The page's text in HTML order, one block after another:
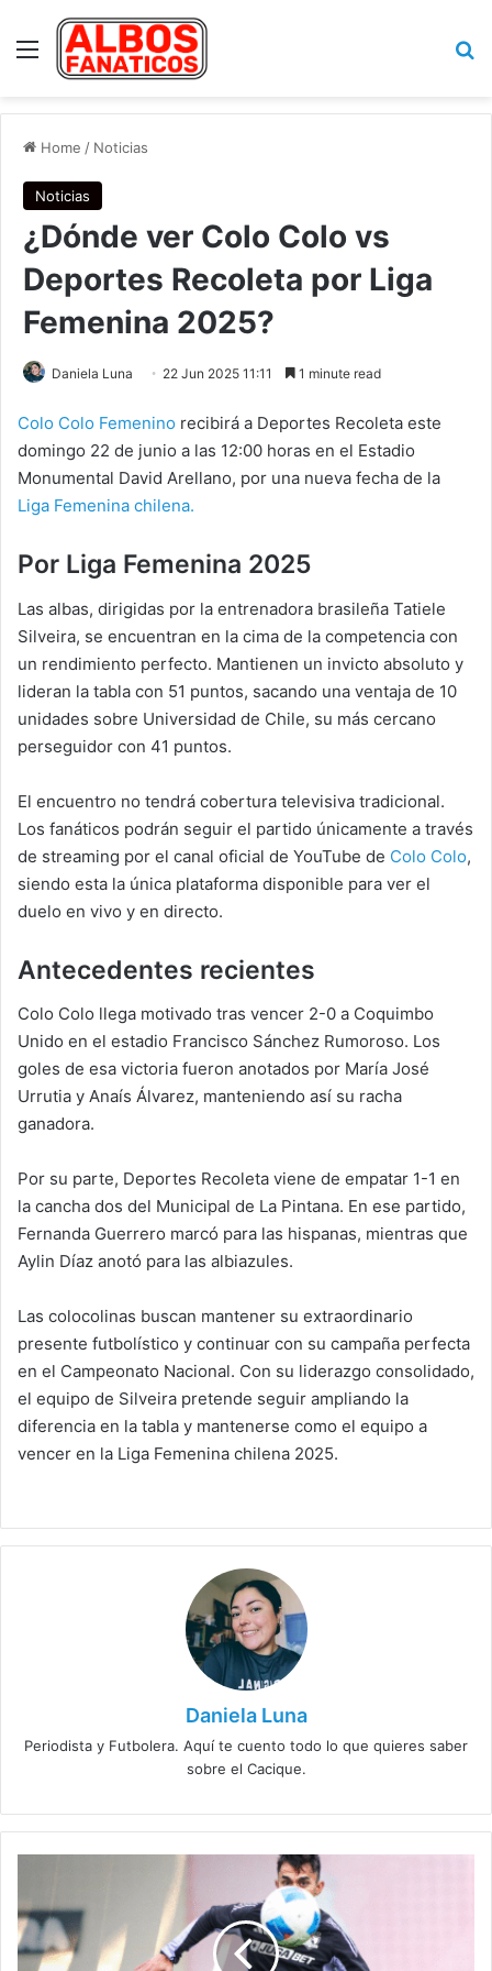
Menu
Home / Noticias
Noticias
¿Dónde ver Colo Colo vs
Deportes Recoleta por Liga
Femenina 2025?
Daniela Luna 22 Jun 2025 11:11 1 minute read
Colo Colo Femenino recibirá a Deportes Recoleta este
domingo 22 de junio a las 12:00 horas en el Estadio
Monumental David Arellano, por una nueva fecha de la
Liga Femenina chilena.
Por Liga Femenina 2025
Las albas, dirigidas por la entrenadora brasileña Tatiele
Silveira, se encuentran en la cima de la competencia con
un rendimiento perfecto. Mantienen un invicto absoluto y
lideran la tabla con 51 puntos, sacando una ventaja de 10
unidades sobre Universidad de Chile, su más cercano
perseguidor con 41 puntos.
El encuentro no tendrá cobertura televisiva tradicional.
Los fanáticos podrán seguir el partido únicamente a través
de streaming por el canal oficial de YouTube de Colo Colo,
siendo esta la única plataforma disponible para ver el
duelo en vivo y en directo.
Antecedentes recientes
Colo Colo llega motivado tras vencer 2-0 a Coquimbo
Unido en el estadio Francisco Sánchez Rumoroso. Los
goles de esa victoria fueron anotados por María José
Urrutia y Anaís Álvarez, manteniendo así su racha
ganadora.
Por su parte, Deportes Recoleta viene de empatar 1-1 en
la cancha dos del Municipal de La Pintana. En ese partido,
Fernanda Guerrero marcó para las hispanas, mientras que
Aylin Díaz anotó para las albiazules.
Las colocolinas buscan mantener su extraordinario
presente futbolístico y continuar con su campaña perfecta
en el Campeonato Nacional. Con su liderazgo consolidado,
el equipo de Silveira pretende seguir ampliando la
diferencia en la tabla y mantenerse como el equipo a
vencer en la Liga Femenina chilena 2025.
Daniela Luna
Periodista y Futbolera. Aquí te cuento todo lo que quieres saber
sobre el Cacique.
Colo
Colo
para